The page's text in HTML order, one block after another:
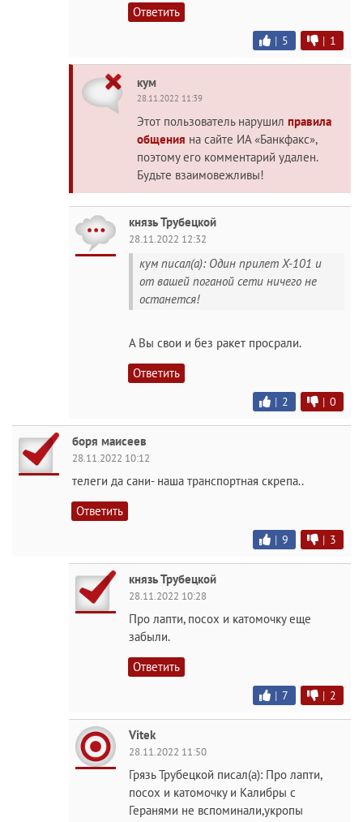
Ответить
| 5 | 1
кум
28.11.2022 11:39
Этот пользователь нарушил правила
общения на сайте ИА «Банкфакс»,
поэтому его комментарий удален.
Будьте взаимовежливы!
князь Трубецкой
28.11.2022 12:32
кум писал(а): Один прилет Х-101 и
от вашей поганой сети ничего не
останется!
А Вы свои и без ракет просрали.
Ответить
| 2 | 0
боря маисеев
28.11.2022 10:12
телеги да сани- наша транспортная скрепа..
Ответить
| 9 | 3
князь Трубецкой
28.11.2022 10:28
Про лапти, посох и катомочку еще
забыли.
Ответить
| 7 | 2
Vitek
28.11.2022 11:50
Грязь Трубецкой писал(а): Про лапти,
посох и катомочку и Калибры с
Геранями не вспоминали,укропы